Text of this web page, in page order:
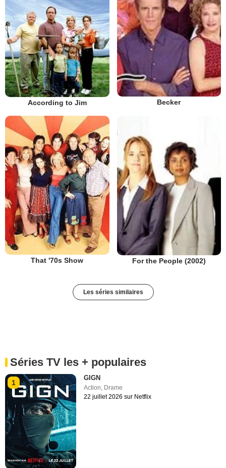
According to Jim Becker
That '70s Show For the People (2002)
Les séries similaires
Séries TV les + populaires
1
GIGN
Action Drame
22 juillet 2026 sur Netflix